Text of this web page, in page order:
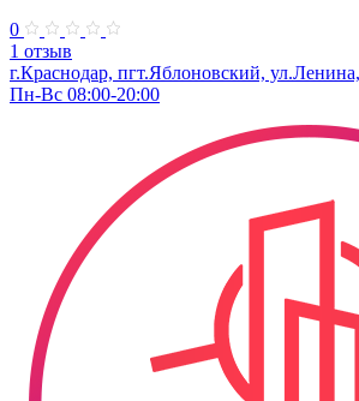
0
1 отзыв
г.Краснодар, пгт.Яблоновский,
Пн-Вс 08:00-20:00